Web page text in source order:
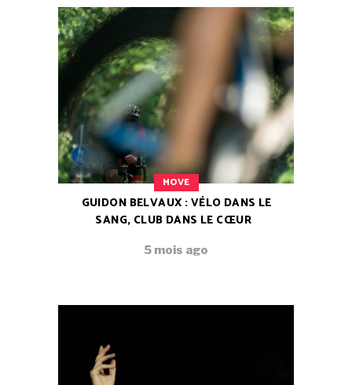
MOVE
GUIDON BELVAUX : VÉLO DANS LE
SANG, CLUB DANS LE CŒUR
5 mois ago